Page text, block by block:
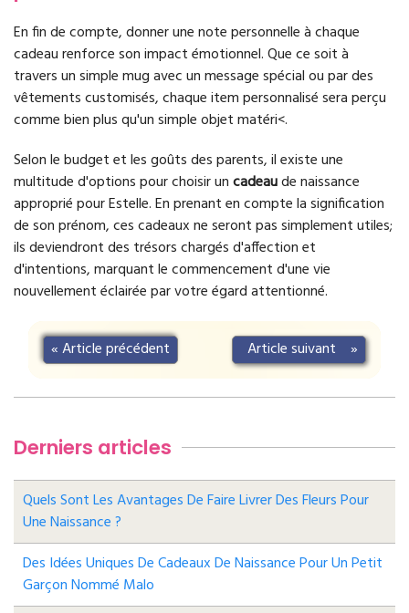
En fin de compte, donner une note personnelle à chaque
cadeau renforce son impact émotionnel. Que ce soit à
travers un simple mug avec un message spécial ou par des
vêtements customisés, chaque item personnalisé sera perçu
comme bien plus qu'un simple objet matéri<.
Selon le budget et les goûts des parents, il existe une
multitude d'options pour choisir uncadeaude naissance
approprié pour Estelle. En prenant en compte la signification
de son prénom, ces cadeaux ne seront pas simplement utiles;
ils deviendront des trésors chargés d'affection et
d'intentions, marquant le commencement d'une vie
nouvellement éclairée par votre égard attentionné.
«Article précédent Article suivant »
Derniers articles
Quels Sont Les Avantages De Faire Livrer Des Fleurs Pour
Une Naissance ?
Des Idées Uniques De Cadeaux De Naissance Pour Un Petit
Garçon Nommé Malo